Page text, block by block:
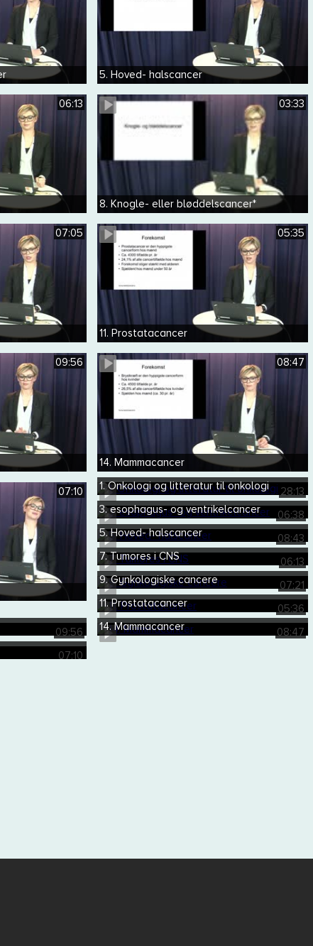
5. Hoved- halscancer
06:13 03:33
8. Knogle- eller bløddelscancer*
07:05 05:35
11. Prostatacancer
09:56 08:47
14. Mammacancer
07:10 28:13
1. Onkologi og litteratur til onkologi
06:38
3. esophagus- og ventrikelcancer
08:43
5. Hoved- halscancer
06:13
7. Tumores i CNS
07:21
9. Gynkologiske cancere
05:36
11. Prostatacancer
09:56 08:47
14. Mammacancer
07:10